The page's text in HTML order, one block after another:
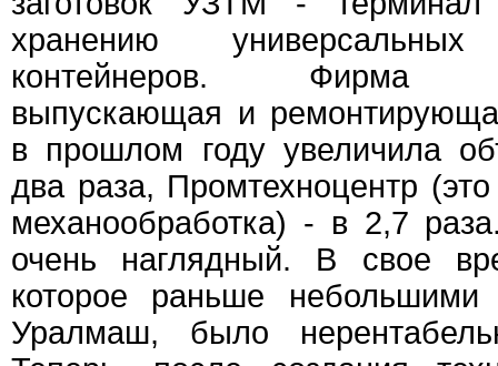
хранению универсальных
контейнеров. Фирма
выпускающая и
в прошлом году увеличила
два раза, Промтехноцентр
механообработка) - в 2,7
очень наглядный. В свое
которое раньше небольшими
Уралмаш, было